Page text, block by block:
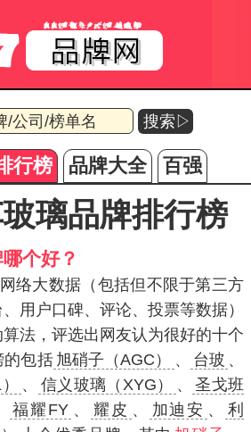
搜索▷
行榜 品牌大全 百强
璃品牌排行榜
个好？
络大数据（包括但不限于第三方
用户口碑、评论、投票等数据）
法，评选出网友认为很好的十个
的包括 旭硝子（AGC） 、 台玻 、
、 信义玻璃（XYG） 、
圣戈班
福耀FY 、 耀皮 、 加迪安 、
利